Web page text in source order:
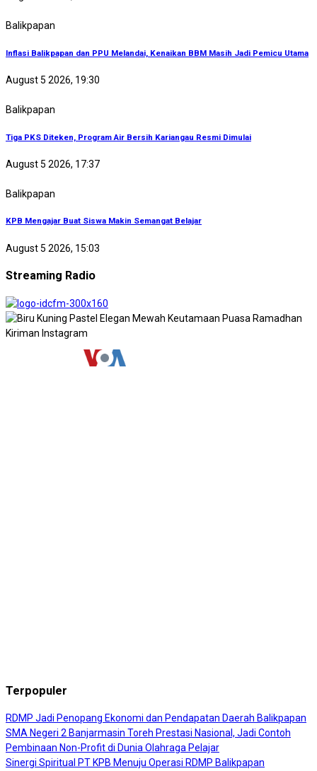
Balikpapan
Inflasi Balikpapan dan PPU Melandai, Kenaikan BBM Masih Jadi Pemicu Utama
August 5 2026, 19:30
Balikpapan
Tiga PKS Diteken, Program Air Bersih Kariangau Resmi Dimulai
August 5 2026, 17:37
Balikpapan
KPB Mengajar Buat Siswa Makin Semangat Belajar
August 5 2026, 15:03
Streaming Radio
Terpopuler
RDMP Jadi Penopang Ekonomi dan Pendapatan Daerah Balikpapan
SMA Negeri 2 Banjarmasin Toreh Prestasi Nasional, Jadi Contoh
Pembinaan Non-Profit di Dunia Olahraga Pelajar
Sinergi Spiritual PT KPB Menuju Operasi RDMP Balikpapan